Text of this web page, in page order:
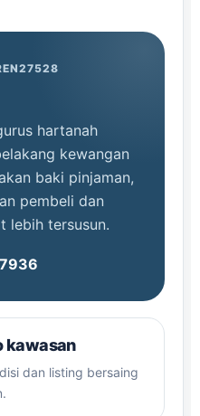
hartanah
kewangan
baki pinjaman,
pembeli dan
lebih tersusun.
kawasan
dan listing bersaing